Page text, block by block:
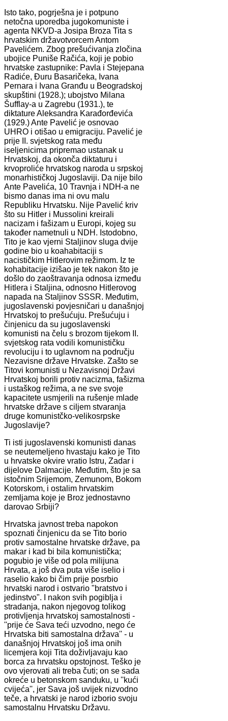
Isto tako, pogrješna je i potpuno
netočna uporedba jugokomuniste i
agenta NKVD-a Josipa Broza Tita s
hrvatskim državotvorcem Antom
Pavelićem. Zbog prešućivanja zločina
ubojice Puniše Račića, koji je pobio
hrvatske zastupnike: Pavla i Stejepana
Radiće, Đuru Basaričeka, Ivana
Pernara i Ivana Granđu u Beogradskoj
skupštini (1928.); ubojstvo Milana
Šufflay-a u Zagrebu (1931.), te
diktature Aleksandra Karađorđevića
(1929.) Ante Pavelić je osnovao
UHRO i otišao u emigraciju. Pavelić je
prije II. svjetskog rata među
iseljenicima pripremao ustanak u
Hrvatskoj, da okonča diktaturu i
krvoproliće hrvatskog naroda u srpskoj
monarhističkoj Jugoslaviji. Da nije bilo
Ante Pavelića, 10 Travnja i NDH-a ne
bismo danas ima ni ovu malu
Republiku Hrvatsku. Nije Pavelić kriv
što su Hitler i Mussolini kreirali
nacizam i fašizam u Europi, kojeg su
također nametnuli u NDH. Istodobno,
Tito je kao vjerni Staljinov sluga dvije
godine bio u koahabitaciji s
nacističkim Hitlerovim režimom. Iz te
kohabitacije izišao je tek nakon što je
došlo do zaoštravanja odnosa između
Hitlera i Staljina, odnosno Hitlerovog
napada na Staljinov SSSR. Međutim,
jugoslavenski povjesničari u današnjoj
Hrvatskoj to prešućuju. Prešućuju i
činjenicu da su jugoslavenski
komunisti na čelu s brozom tijekom II.
svjetskog rata vodili komunističku
revoluciju i to uglavnom na području
Nezavisne države Hrvatske. Zašto se
Titovi komunisti u Nezavisnoj Državi
Hrvatskoj borili protiv nacizma, fašizma
i ustaškog režima, a ne sve svoje
kapacitete usmjerili na rušenje mlade
hrvatske države s ciljem stvaranja
druge komunistčko-velikosrpske
Jugoslavije?
Ti isti jugoslavenski komunisti danas
se neutemeljeno hvastaju kako je Tito
u hrvatske okvire vratio Istru, Zadar i
dijelove Dalmacije. Međutim, što je sa
istočnim Srijemom, Zemunom, Bokom
Kotorskom, i ostalim hrvatskim
zemljama koje je Broz jednostavno
darovao Srbiji?
Hrvatska javnost treba napokon
spoznati činjenicu da se Tito borio
protiv samostalne hrvatske države, pa
makar i kad bi bila komunistička;
pogubio je više od pola milijuna
Hrvata, a još dva puta više iselio i
raselio kako bi čim prije posrbio
hrvatski narod i ostvario "bratstvo i
jedinstvo". I nakon svih pogiblja i
stradanja, nakon njegovog tolikog
protivljenja hrvatskoj samostalnosti -
''prije će Sava teći uzvodno, nego će
Hrvatska biti samostalna država'' - u
današnjoj Hrvatskoj još ima onih
licemjera koji Tita doživljavaju kao
borca za hrvatsku opstojnost. Teško je
ovo vjerovati ali treba čuti; on se sada
okreće u betonskom sanduku, u ''kući
cvijeća'', jer Sava još uvijek nizvodno
teče, a hrvatski je narod izborio svoju
samostalnu Hrvatsku Državu.